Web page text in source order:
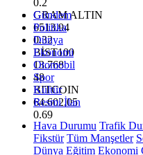
0.2
GRAM ALTIN
6513.94
0.32
BİST100
13.768
48
BITCOIN
64.602,05
0.69
Gündem
Politika
Dünya
Ekonomi
Otomobil
Spor
Kültür
Resmi İlan
Hava Durumu Trafik
Fikstür Tüm Manşetler
Dünya Eğitim Ekonomi